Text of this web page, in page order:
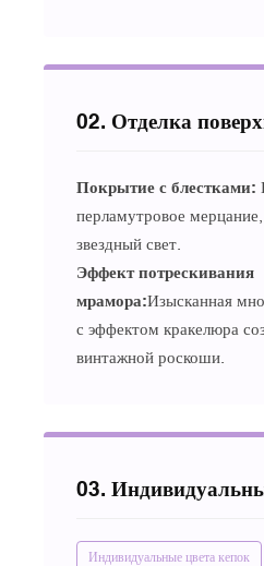
02. Отделка
Покрытие с блестками:
перламутровое
звездный свет.
Эффект потрескивания
мрамора:Изысканная
с эффектом кракелюра
винтажной роскоши.
03.
Индивидуальные цвета кепок